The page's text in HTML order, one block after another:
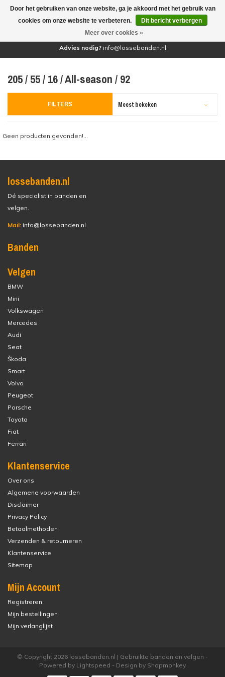
(0)
Advies nodig? info@lossebanden.nl
205 / 55 / 16 / All-season / 92
FILTERS Meest bekeken
Geen producten gevonden!...
lossebanden.nl
Dé specialist in banden en
velgen.
Mail: info@lossebanden.nl
Banden
Velgen
BMW
Mini
Volkswagen
Mercedes
Audi
Seat
Škoda
Smart
Volvo
Peugeot
Porsche
Toyota
Fiat
Ferrari
Klantenservice
Over ons
Algemene voorwaarden
Disclaimer
Privacy Policy
Betaalmethoden
Verzenden & retourneren
Klantenservice
Sitemap
Mijn Account
Registreren
Mijn bestellingen
Mijn verlanglijst
© Copyright 2026 lossebanden.nl | Gebruikte banden en velgen -
Powered by Lightspeed - Design by Shopmonkey
Door het gebruiken van onze website, ga je akkoord met het gebruik van
cookies om onze website te verbeteren.
Dit bericht verbergen
Meer over cookies »